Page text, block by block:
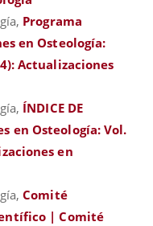
Programa
en Osteología:
Actualizaciones
ÍNDICE DE
en Osteología: Vol.
en
Comité
| Comité